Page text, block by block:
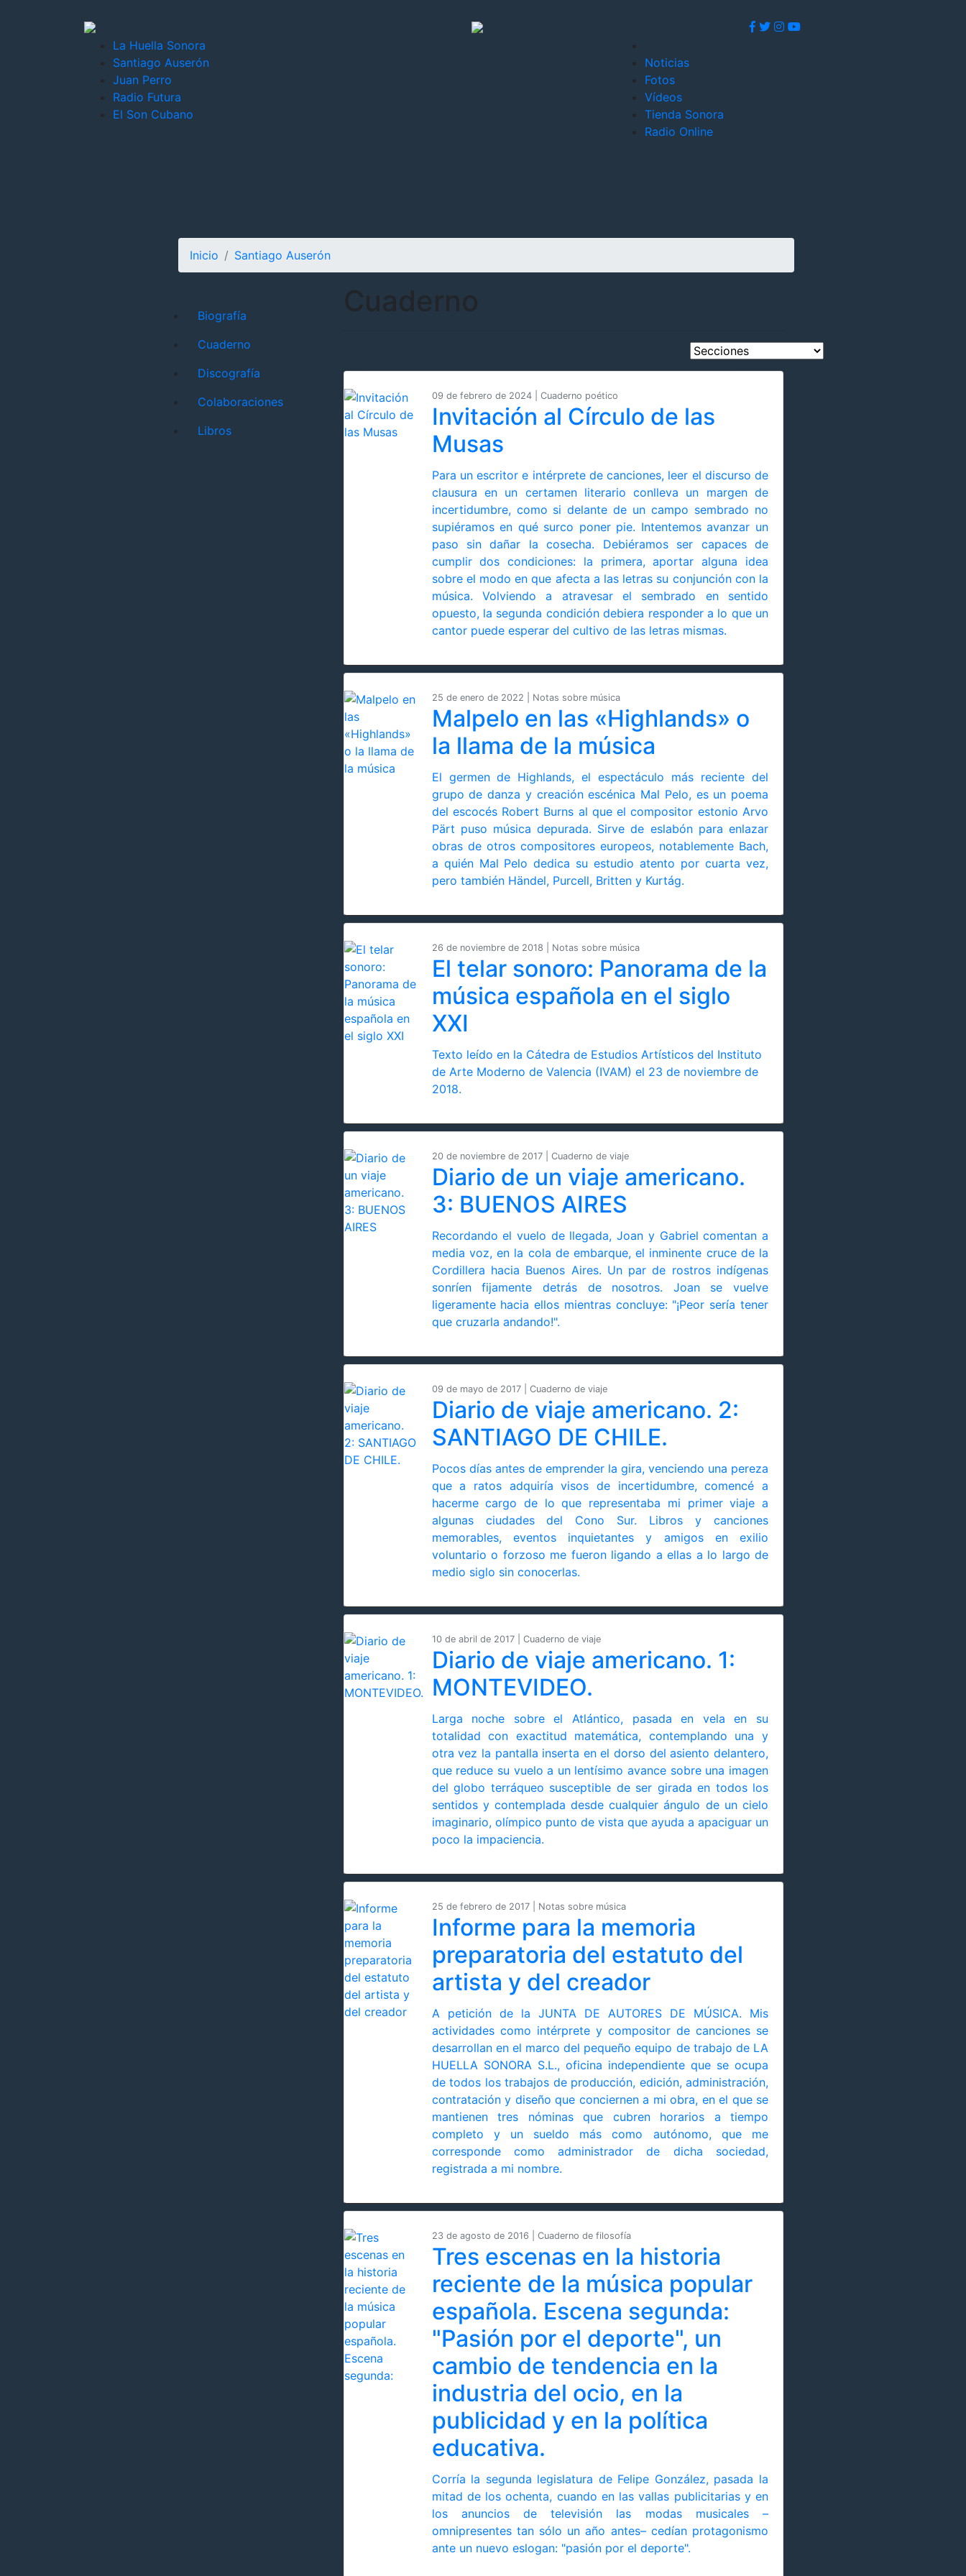
La Huella Sonora
Santiago Auserón
Juan Perro
Radio Futura
El Son Cubano
Noticias
Fotos
Vídeos
Tienda Sonora
Radio Online
Inicio Santiago Auserón
Biografía
Cuaderno
Discografía
Colaboraciones
Libros
Cuaderno
09 de febrero de 2024 | Cuaderno poético
Invitación al Círculo de las
Musas
Para un escritor e intérprete de canciones, leer el discurso de
clausura en un certamen literario conlleva un margen de
incertidumbre, como si delante de un campo sembrado no
supiéramos en qué surco poner pie. Intentemos avanzar un
paso sin dañar la cosecha. Debiéramos ser capaces de
cumplir dos condiciones: la primera, aportar alguna idea
sobre el modo en que afecta a las letras su conjunción con la
música. Volviendo a atravesar el sembrado en sentido
opuesto, la segunda condición debiera responder a lo que un
cantor puede esperar del cultivo de las letras mismas.
25 de enero de 2022 | Notas sobre música
Malpelo en las «Highlands» o
la llama de la música
El germen de Highlands, el espectáculo más reciente del
grupo de danza y creación escénica Mal Pelo, es un poema
del escocés Robert Burns al que el compositor estonio Arvo
Pärt puso música depurada. Sirve de eslabón para enlazar
obras de otros compositores europeos, notablemente Bach,
a quién Mal Pelo dedica su estudio atento por cuarta vez,
pero también Händel, Purcell, Britten y Kurtág.
26 de noviembre de 2018 | Notas sobre música
El telar sonoro: Panorama de la
música española en el siglo
XXI
Texto leído en la Cátedra de Estudios Artísticos del Instituto
de Arte Moderno de Valencia (IVAM) el 23 de noviembre de
2018.
20 de noviembre de 2017 | Cuaderno de viaje
Diario de un viaje americano.
3: BUENOS AIRES
Recordando el vuelo de llegada, Joan y Gabriel comentan a
media voz, en la cola de embarque, el inminente cruce de la
Cordillera hacia Buenos Aires. Un par de rostros indígenas
sonríen fijamente detrás de nosotros. Joan se vuelve
ligeramente hacia ellos mientras concluye: "¡Peor sería tener
que cruzarla andando!".
09 de mayo de 2017 | Cuaderno de viaje
Diario de viaje americano. 2:
SANTIAGO DE CHILE.
Pocos días antes de emprender la gira, venciendo una pereza
que a ratos adquiría visos de incertidumbre, comencé a
hacerme cargo de lo que representaba mi primer viaje a
algunas ciudades del Cono Sur. Libros y canciones
memorables, eventos inquietantes y amigos en exilio
voluntario o forzoso me fueron ligando a ellas a lo largo de
medio siglo sin conocerlas.
10 de abril de 2017 | Cuaderno de viaje
Diario de viaje americano. 1:
MONTEVIDEO.
Larga noche sobre el Atlántico, pasada en vela en su
totalidad con exactitud matemática, contemplando una y
otra vez la pantalla inserta en el dorso del asiento delantero,
que reduce su vuelo a un lentísimo avance sobre una imagen
del globo terráqueo susceptible de ser girada en todos los
sentidos y contemplada desde cualquier ángulo de un cielo
imaginario, olímpico punto de vista que ayuda a apaciguar un
poco la impaciencia.
25 de febrero de 2017 | Notas sobre música
Informe para la memoria
preparatoria del estatuto del
artista y del creador
A petición de la JUNTA DE AUTORES DE MÚSICA. Mis
actividades como intérprete y compositor de canciones se
desarrollan en el marco del pequeño equipo de trabajo de LA
HUELLA SONORA S.L., oficina independiente que se ocupa
de todos los trabajos de producción, edición, administración,
contratación y diseño que conciernen a mi obra, en el que se
mantienen tres nóminas que cubren horarios a tiempo
completo y un sueldo más como autónomo, que me
corresponde como administrador de dicha sociedad,
registrada a mi nombre.
23 de agosto de 2016 | Cuaderno de filosofía
Tres escenas en la historia
reciente de la música popular
española. Escena segunda:
"Pasión por el deporte", un
cambio de tendencia en la
industria del ocio, en la
publicidad y en la política
educativa.
Corría la segunda legislatura de Felipe González, pasada la
mitad de los ochenta, cuando en las vallas publicitarias y en
los anuncios de televisión las modas musicales –
omnipresentes tan sólo un año antes– cedían protagonismo
ante un nuevo eslogan: "pasión por el deporte".